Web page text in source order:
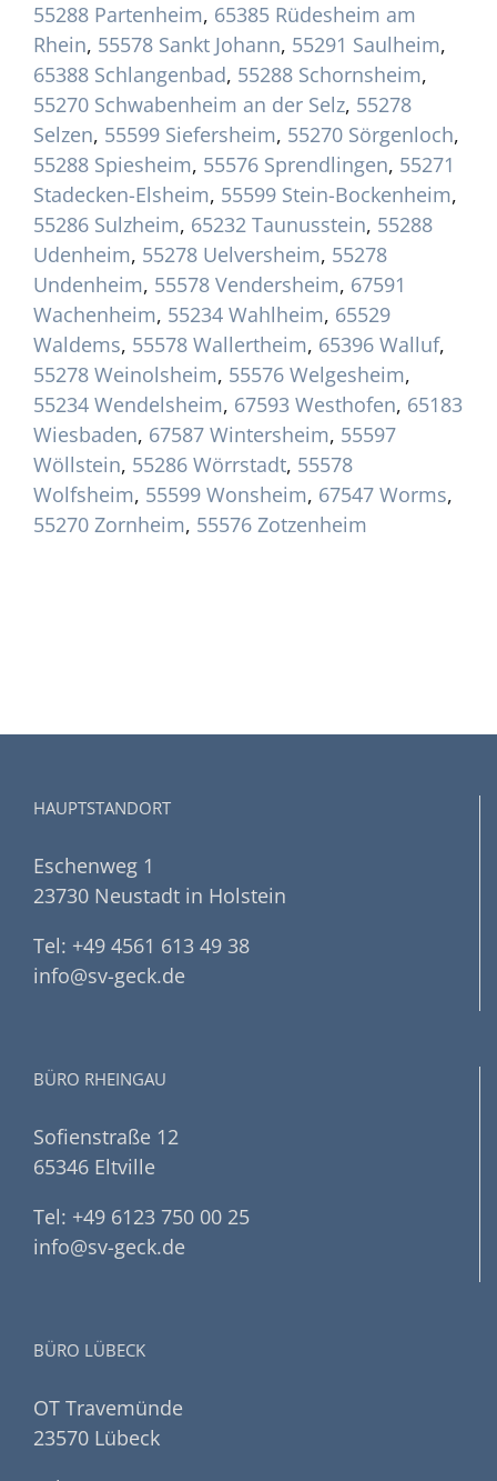
55288 Partenheim, 65385 Rüdesheim am
Rhein, 55578 Sankt Johann, 55291 Saulheim,
65388 Schlangenbad, 55288 Schornsheim,
55270 Schwabenheim an der Selz, 55278
Selzen, 55599 Siefersheim, 55270 Sörgenloch,
55288 Spiesheim, 55576 Sprendlingen, 55271
Stadecken-Elsheim, 55599 Stein-Bockenheim,
55286 Sulzheim, 65232 Taunusstein, 55288
Udenheim, 55278 Uelversheim, 55278
Undenheim, 55578 Vendersheim, 67591
Wachenheim, 55234 Wahlheim, 65529
Waldems, 55578 Wallertheim, 65396 Walluf,
55278 Weinolsheim, 55576 Welgesheim,
55234 Wendelsheim, 67593 Westhofen, 65183
Wiesbaden, 67587 Wintersheim, 55597
Wöllstein, 55286 Wörrstadt, 55578
Wolfsheim, 55599 Wonsheim, 67547 Worms,
55270 Zornheim, 55576 Zotzenheim
HAUPTSTANDORT
Eschenweg 1
23730 Neustadt in Holstein
Tel: +49 4561 613 49 38
info@sv-geck.de
BÜRO RHEINGAU
Sofienstraße 12
65346 Eltville
Tel: +49 6123 750 00 25
info@sv-geck.de
BÜRO LÜBECK
OT Travemünde
23570 Lübeck